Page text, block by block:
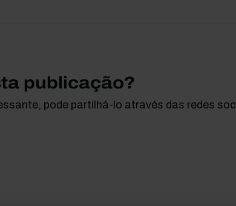
publicação?
pode partilhá-lo através das redes